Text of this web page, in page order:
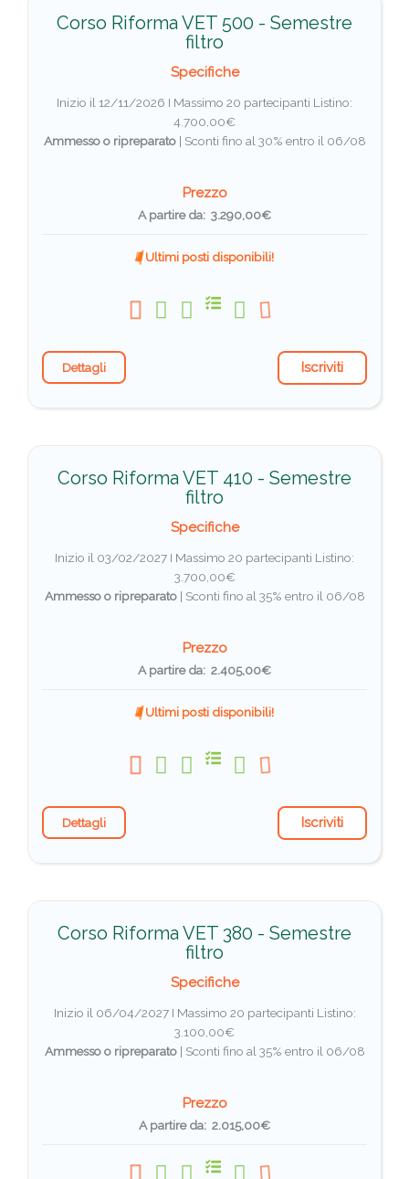
Corso Riforma VET 500 - Semestre
filtro
Specifiche
Inizio il 12/11/2026 I Massimo 20 partecipanti Listino:
4.700,00€
Ammesso o ripreparato| Sconti fino al 30% entro il 06/08
Prezzo
A partire da: 3.290,00€
Ultimi posti disponibili!
Dettagli Iscriviti
Corso Riforma VET 410 - Semestre
filtro
Specifiche
Inizio il 03/02/2027 I Massimo 20 partecipanti Listino:
3.700,00€
Ammesso o ripreparato| Sconti fino al 35% entro il 06/08
Prezzo
A partire da: 2.405,00€
Ultimi posti disponibili!
Dettagli Iscriviti
Corso Riforma VET 380 - Semestre
filtro
Specifiche
Inizio il 06/04/2027 I Massimo 20 partecipanti Listino:
3.100,00€
Ammesso o ripreparato| Sconti fino al 35% entro il 06/08
Prezzo
A partire da: 2.015,00€